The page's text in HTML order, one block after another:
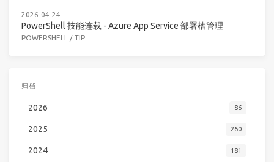
2026-04-24
PowerShell 技能连载 - Azure App Service 部署槽管理
POWERSHELL / TIP
归档
2026 86
2025 260
2024 181